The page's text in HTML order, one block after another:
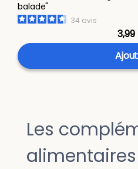
balade"
34 avis
Les